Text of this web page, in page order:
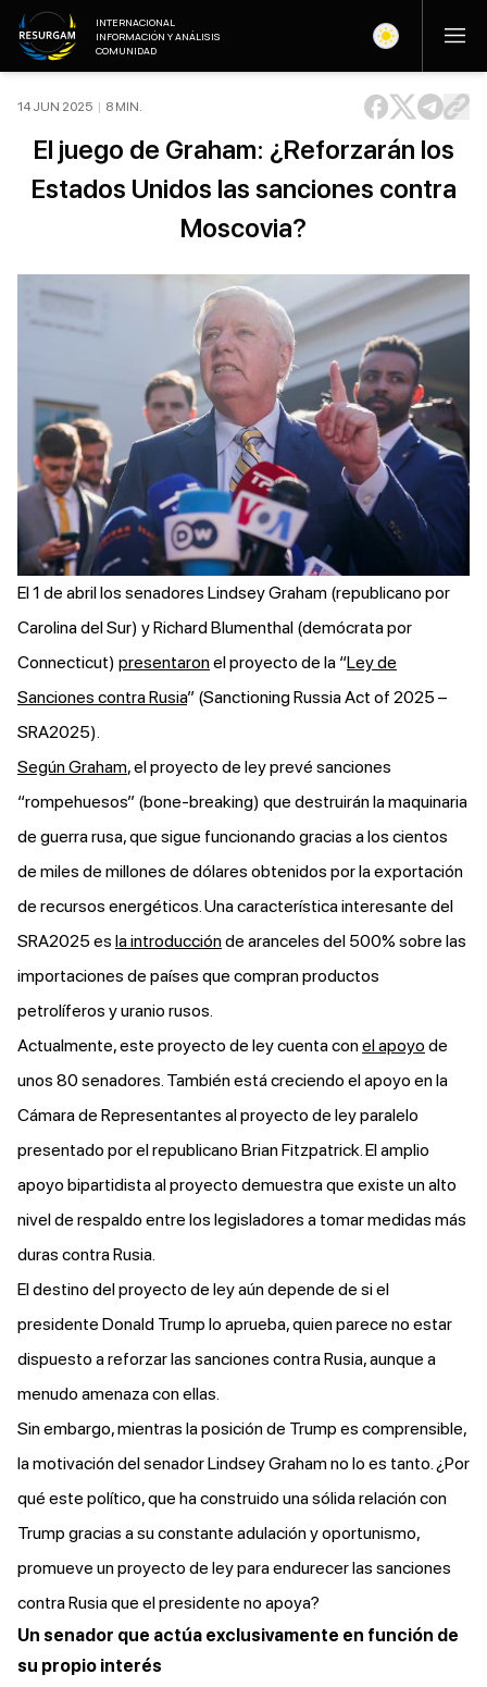
INTERNACIONAL
INFORMACIÓN Y ANÁLISIS
COMUNIDAD
14 JUN 2025 | 8 MIN.
El juego de Graham: ¿Reforzarán los
Estados Unidos las sanciones contra
Moscovia?
El 1 de abril los senadores Lindsey Graham (republicano por
Carolina del Sur) y Richard Blumenthal (demócrata por
Connecticut) presentaronel proyecto de la “Ley de
Sanciones contra Rusia” (Sanctioning Russia Act of 2025 –
SRA2025).
Según Graham, el proyecto de ley prevé sanciones
“rompehuesos” (bone-breaking) que destruirán la maquinaria
de guerra rusa, que sigue funcionando gracias a los cientos
de miles de millones de dólares obtenidos por la exportación
de recursos energéticos. Una característica interesante del
SRA2025 es la introducciónde aranceles del 500% sobre las
importaciones de países que compran productos
petrolíferos y uranio rusos.
Actualmente, este proyecto de ley cuenta conel apoyo de
unos 80 senadores. También está creciendo el apoyo en la
Cámara de Representantes al proyecto de ley paralelo
presentado por el republicano Brian Fitzpatrick. El amplio
apoyo bipartidista al proyecto demuestra que existe un alto
nivel de respaldo entre los legisladores a tomar medidas más
duras contra Rusia.
El destino del proyecto de ley aún depende de si el
presidente Donald Trump lo aprueba, quien parece no estar
dispuesto a reforzar las sanciones contra Rusia, aunque a
menudo amenaza con ellas.
Sin embargo, mientras la posición de Trump es comprensible,
la motivación del senador Lindsey Graham no lo es tanto. ¿Por
qué este político, que ha construido una sólida relación con
Trump gracias a su constante adulación y oportunismo,
promueve un proyecto de ley para endurecer las sanciones
contra Rusia que el presidente no apoya?
Un senador que actúa exclusivamente en función de
su propio interés